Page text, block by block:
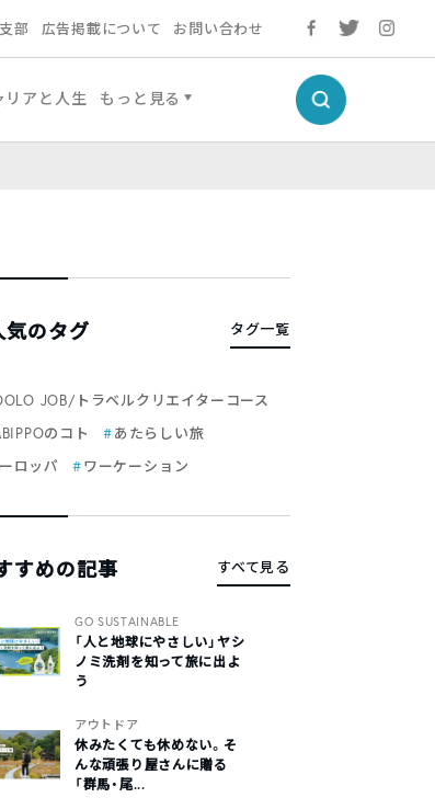
部 広告掲載について お問い合わせ
リアと人生 もっと見る
気のタグ タグ一覧
JOB/トラベルクリエイターコース
のコト
あたらしい旅
ロッパ
ワーケーション
すめの記事 すべて見る
GO SUSTAINABLE
「人と地球にやさしい」ヤシ
ノミ洗剤を知って旅に出よ
う
アウトドア
休みたくても休めない。そ
んな頑張り屋さんに贈る
「群馬・尾...